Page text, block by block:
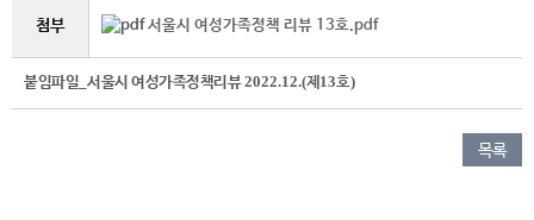
첨부 서울시 여성가족정책 리뷰 13호.pdf
붙임파일 서울시 여성가족정책리뷰2022.12.(제 13호)
목록